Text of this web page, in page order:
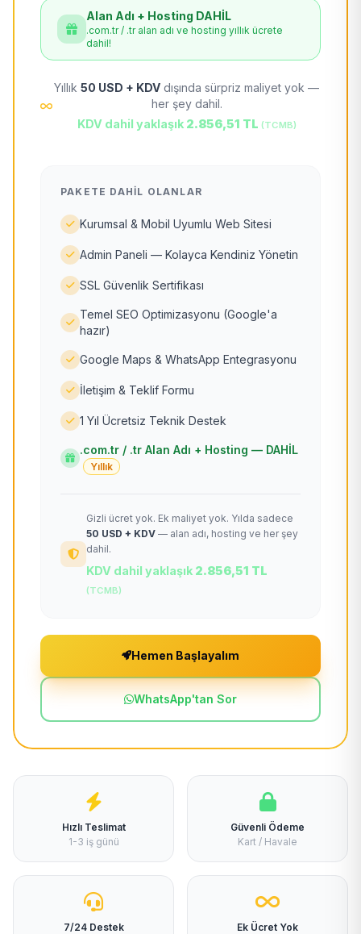
Alan Adı + Hosting DAHİL
.com.tr / .tr alan adı ve hosting yıllık ücrete
dahil!
Yıllık 50 USD + KDV dışında sürpriz maliyet yok —
her şey dahil.
KDV dahil yaklaşık 2.856,51 TL (TCMB)
PAKETE DAHIL OLANLAR
Kurumsal & Mobil Uyumlu Web Sitesi
Admin Paneli — Kolayca Kendiniz Yönetin
SSL Güvenlik Sertifikası
Temel SEO Optimizasyonu (Google'a
hazır)
Google Maps & WhatsApp Entegrasyonu
İletişim & Teklif Formu
1 Yıl Ücretsiz Teknik Destek
.com.tr / .tr Alan Adı + Hosting — DAHİL
Yıllık
Gizli ücret yok. Ek maliyet yok. Yılda sadece
50 USD + KDV — alan adı, hosting ve her şey
dahil.
KDV dahil yaklaşık 2.856,51 TL
(TCMB)
Hemen Başlayalım
WhatsApp'tan Sor
Hızlı Teslimat
1-3 iş günü
Güvenli Ödeme
Kart / Havale
7/24 Destek
Ek Ücret Yok